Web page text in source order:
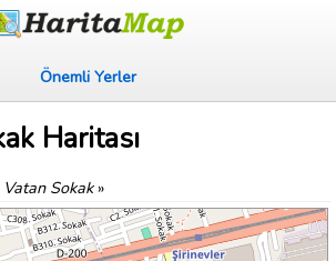
Önemli Yerler
Haritası
Vatan Sokak»